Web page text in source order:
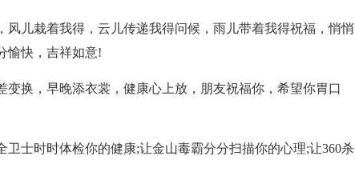
风儿栽着我得，云儿传递我得问候，雨儿带着我得祝福，悄悄
愉快，吉祥如意!
变换，早晚添衣裳，健康心上放，朋友祝福你，希望你胃口
卫士时时体检你的健康;让金山毒霸分分扫描你的心理;让360杀